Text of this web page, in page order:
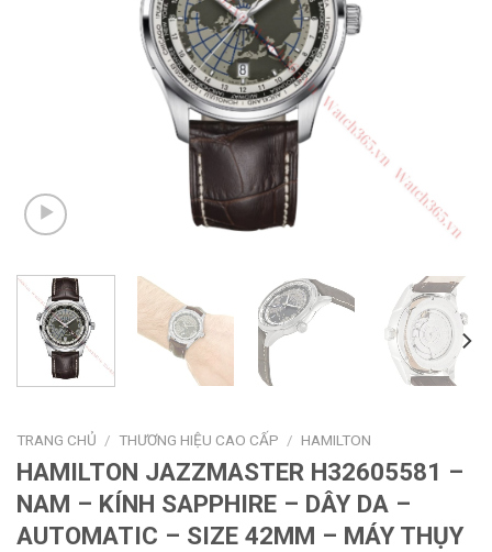
TRANG CHỦ / THƯƠNG HIỆU CAO CẤP / HAMILTON
HAMILTON JAZZMASTER H32605581 –
NAM – KÍNH SAPPHIRE – DÂY DA –
AUTOMATIC – SIZE 42MM – MÁY THỤY